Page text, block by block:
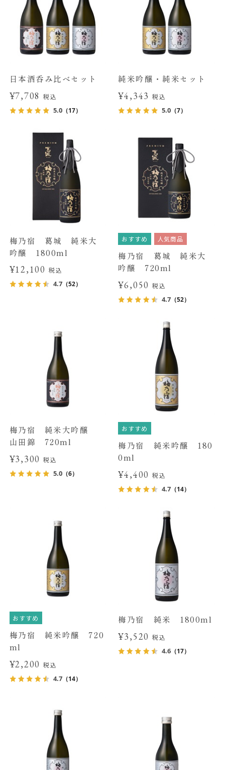
日本酒呑み比べセット
¥7,708税込
5.0（17）
純米吟醸・純米セット
¥4,343 税込
5.0 （7）
梅乃宿 葛城 純米大
吟醸 1800ml
¥12,100 税込
4.7（52）
おすすめ 人気商品
梅乃宿 葛城 純米大
吟醸 720ml
¥6,050 税込
4.7 （52）
梅乃宿 純米大吟醸
山田錦 720ml
¥3,300税込
5.0（6）
おすすめ
梅乃宿 純米吟醸 180
0ml
¥4,400 税込
4.7 （14）
おすすめ
梅乃宿 純米吟醸 720
ml
¥2,200税込
4.7（14）
梅乃宿 純米 1800ml
¥3,520 税込
4.6 （17）